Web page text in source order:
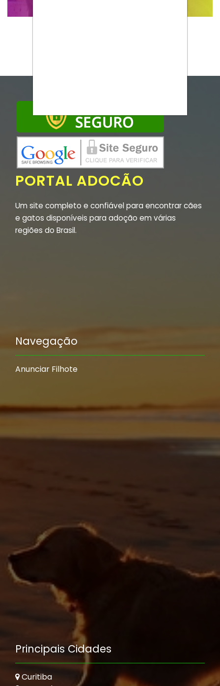
PORTAL ADOCÃO
Um site completo e confiável para encontrar cães
e gatos disponíveis para adoção em várias
regiões do Brasil.
Navegação
Anunciar Filhote
Principais Cidades
Curitiba